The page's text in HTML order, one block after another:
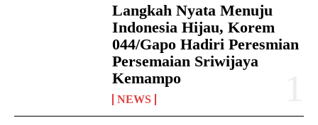
Langkah Nyata Menuju
Indonesia Hijau, Korem
044/Gapo Hadiri Peresmian
Persemaian Sriwijaya
Kemampo
NEWS